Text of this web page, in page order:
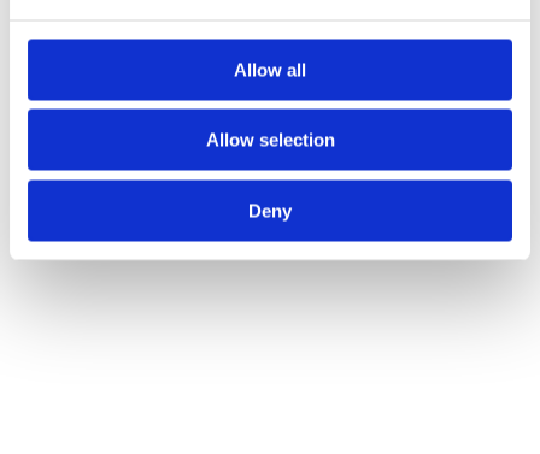
Allow all
Allow selection
Deny